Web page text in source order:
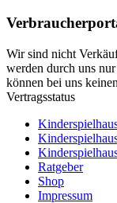
Wir sind nicht
werden durch uns
können bei uns
Vertragsstatus
Ratgeber
Shop
Impressum